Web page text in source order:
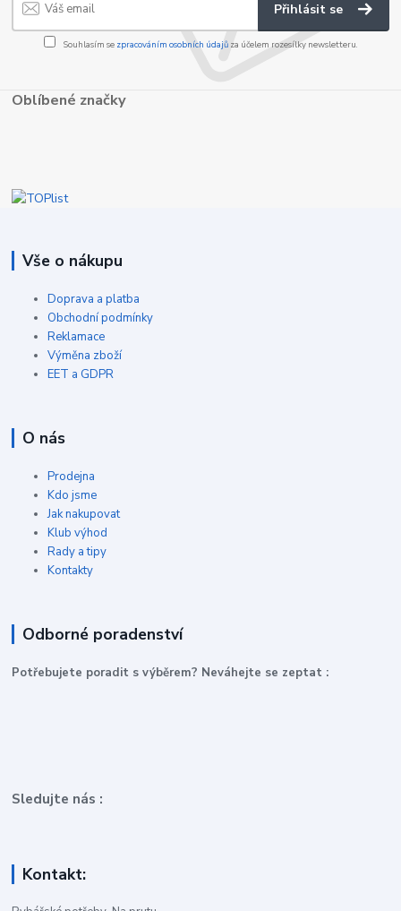
Přihlásit se
Souhlasím se zpracováním osobních údajůza účelem rozesílky newsletteru.
Oblíbené značky
Vše o nákupu
Doprava a platba
Obchodní podmínky
Reklamace
Výměna zboží
EET a GDPR
O nás
Prodejna
Kdo jsme
Jak nakupovat
Klub výhod
Rady a tipy
Kontakty
Odborné poradenství
Potřebujete poradit s výběrem? Neváhejte se zeptat :
Sledujte nás :
Kontakt: